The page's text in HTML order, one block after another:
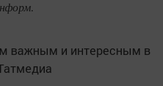
важным и интересным в